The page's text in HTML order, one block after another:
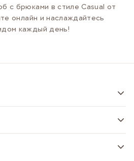
с брюками в стиле Casual от
онлайн и наслаждайтесь
каждый день!